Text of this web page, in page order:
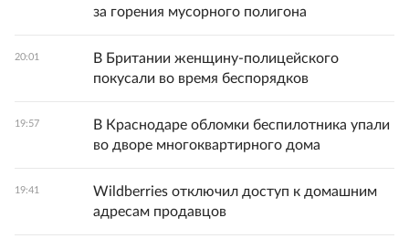
за горения мусорного полигона
20:01
В Британии женщину-полицейского
покусали во время беспорядков
19:57
В Краснодаре обломки беспилотника упали
во дворе многоквартирного дома
19:41
Wildberries отключил доступ к домашним
адресам продавцов